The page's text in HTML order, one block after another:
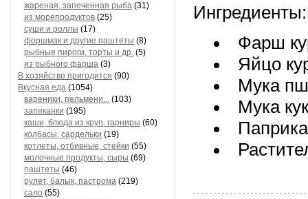
жареная, запеченная рыба (31)
из морепродуктов (25)
суши и роллы (17)
форшмак и другие паштеты (8)
рыбные пироги, торты и др. (5)
из рыбного фарша (3)
В хозяйстве пригодится (90)
Вкусная еда (1054)
вареники, пельмени... (103)
запеканки (195)
каши, блюда из круп, гарниры (60)
колбасы, сардельки (19)
котлеты, отбивные, стейки (55)
молочные продукты, сыры (69)
паштеты (46)
рулет, балык, пастрома (219)
сало (55)
Ингредиенты:
Фарш
Яйцо
Мука
Мука